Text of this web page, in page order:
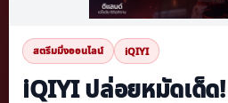
สตรีมมิ่งออนไลน์ iQIYI
iQIYI ปล่อยหมัดเด็ด!